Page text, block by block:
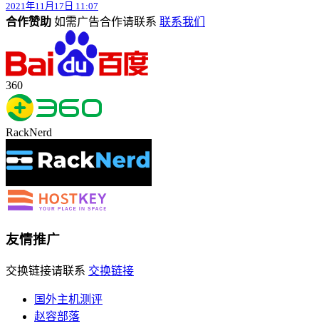
2021年11月17日 11:07
合作赞助 如需广告合作请联系 联系我们
360
RackNerd
友情推广
交换链接请联系 交换链接
国外主机测评
赵容部落